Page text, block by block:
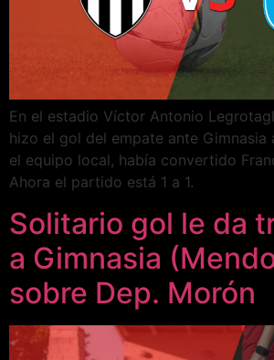
En el estadio Víctor Antonio
hizo el gol del empate ante Gimnasia
el equipo local, había convertido
Ahora el partido está 1 a 1.
Solitario gol le da
a Gimnasia
sobre Dep. Morón